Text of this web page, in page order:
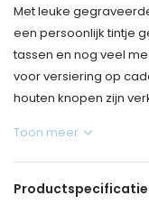
Met leuke
een persoonlijk tintje
tassen en nog veel
voor versiering op
houten knopen zijn
Toon meer